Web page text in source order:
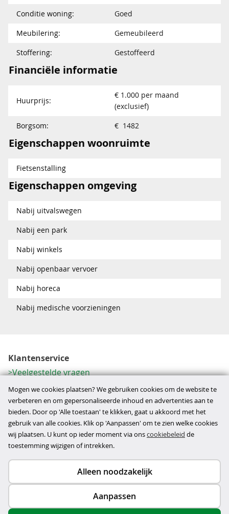
Conditie woning:
Goed
Meubilering:
Gemeubileerd
Stoffering:
Gestoffeerd
Financiële informatie
Huurprijs:
€ 1.000 per maand
(exclusief)
Borgsom:
€ 1482
Eigenschappen woonruimte
Fietsenstalling
Eigenschappen omgeving
Nabij uitvalswegen
Nabij een park
Nabij winkels
Nabij openbaar vervoer
Nabij horeca
Nabij medische voorzieningen
Klantenservice
Veelgestelde vragen
Contactformulier
Herroeping
Over ons
Bedrijfsgegevens
Werkwijze
Copyright © 2026
privacy- en cookiebeleid
Mogen we cookies plaatsen? We gebruiken cookies om de website te
verbeteren en om gepersonaliseerde inhoud en advertenties aan te
bieden. Door op 'Alle toestaan' te klikken, gaat u akkoord met het
gebruik van alle cookies. Klik op 'Aanpassen' om te zien welke cookies
wij plaatsen. U kunt op ieder moment via onscookiebeleid de
toestemming wijzigen of intrekken.
Alleen noodzakelijk
Aanpassen